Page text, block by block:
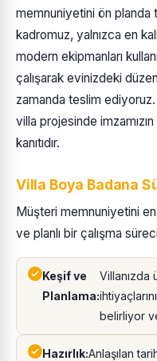
memnuniyetini ön
kadromuz, yalnızca en
modern ekipmanları
çalışarak evinizdeki
zamanda teslim ediyoruz.
villa projesinde
kanıtıdır.
Villa Boya Badana
Müşteri memnuniyetini
ve planlı bir çalışma
Keşif ve
Planlama:
Villanızda
belirliyor
Hazırlık:Anlaşılan